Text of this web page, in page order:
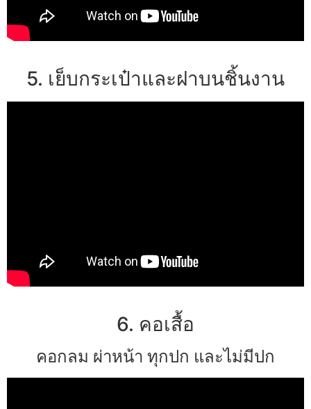
5. เย็บกระเป๋าและฝาบนชิ้นงาน
6. คอเสื้อ
คอกลม ผ่าหน้า ทุกปก และไม่มีปก